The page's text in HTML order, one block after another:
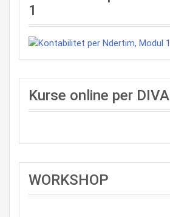
1
Kurse online per DIVA
WORKSHOP